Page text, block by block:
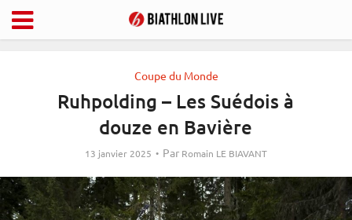
Coupe du Monde
Ruhpolding – Les Suédois à
douze en Bavière
13 janvier 2025 Par Romain LE BIAVANT